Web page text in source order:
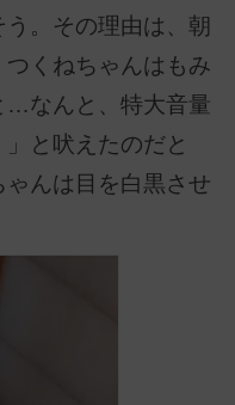
。その理由は、朝
くねちゃんはもみ
…なんと、特大音量
と吠えたのだと
んは目を白黒させ